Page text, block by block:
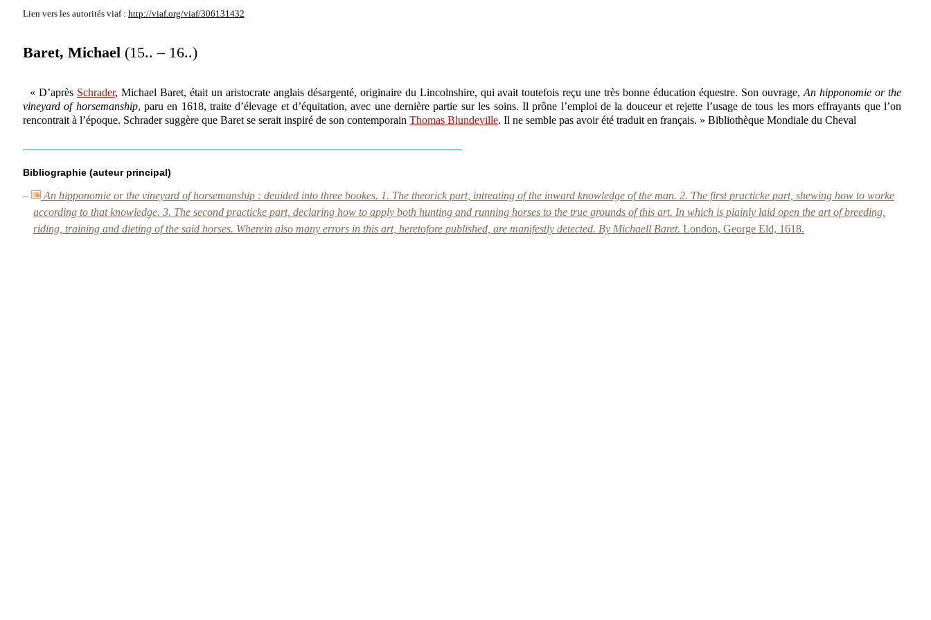
Lien vers les autorités viaf : http://viaf.org/viaf/306131432
Baret, Michael (15.. – 16..)
« D’après Schrader, Michael Baret, était un aristocrate anglais désargenté, originaire du Lincolnshire, qui avait toutefois reçu une très bonne éducation équestre. Son ouvrage,An hipponomie or the
vineyard of horsemanship, paru en 1618, traite d’élevage et d’équitation, avec une dernière partie sur les soins. Il prône l’emploi de la douceur et rejette l’usage de tous les mors effrayants que l’on
rencontrait à l’époque. Schrader suggère que Baret se serait inspiré de son contemporain Thomas Blundeville. Il ne semble pas avoir été traduit en français. » Bibliothèque Mondiale du Cheval
Bibliographie (auteur principal)
–
An hipponomie or the vineyard of horsemanship : deuided into three bookes. 1. The theorick part, intreating of the inward knowledge of the man. 2. The first practicke part, shewing how to worke
according to that knowledge. 3. The second practicke part, declaring how to apply both hunting and running horses to the true grounds of this art. In which is plainly laid open the art of breeding,
riding, training and dieting of the said horses. Wherein also many errors in this art, heretofore published, are manifestly detected. By Michaell Baret. London, George Eld, 1618.